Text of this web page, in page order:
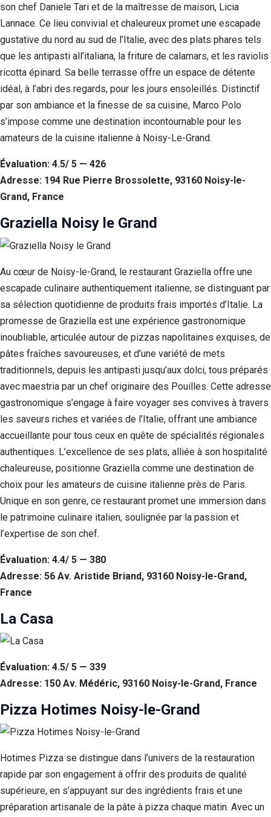
son chef Daniele Tari et de la maîtresse de maison, Licia
Lannace. Ce lieu convivial et chaleureux promet une escapade
gustative du nord au sud de l’Italie, avec des plats phares tels
que les antipasti all’italiana, la friture de calamars, et les raviolis
ricotta épinard. Sa belle terrasse offre un espace de détente
idéal, à l’abri des regards, pour les jours ensoleillés. Distinctif
par son ambiance et la finesse de sa cuisine, Marco Polo
s’impose comme une destination incontournable pour les
amateurs de la cuisine italienne à Noisy-Le-Grand.
Évaluation: 4.5/ 5 — 426
Adresse: 194 Rue Pierre Brossolette, 93160 Noisy-le-
Grand, France
Graziella Noisy le Grand
Au cœur de Noisy-le-Grand, le restaurant Graziella offre une
escapade culinaire authentiquement italienne, se distinguant par
sa sélection quotidienne de produits frais importés d’Italie. La
promesse de Graziella est une expérience gastronomique
inoubliable, articulée autour de pizzas napolitaines exquises, de
pâtes fraîches savoureuses, et d’une variété de mets
traditionnels, depuis les antipasti jusqu’aux dolci, tous préparés
avec maestria par un chef originaire des Pouilles. Cette adresse
gastronomique s’engage à faire voyager ses convives à travers
les saveurs riches et variées de l’Italie, offrant une ambiance
accueillante pour tous ceux en quête de spécialités régionales
authentiques. L’excellence de ses plats, alliée à son hospitalité
chaleureuse, positionne Graziella comme une destination de
choix pour les amateurs de cuisine italienne près de Paris.
Unique en son genre, ce restaurant promet une immersion dans
le patrimoine culinaire italien, soulignée par la passion et
l’expertise de son chef.
Évaluation: 4.4/ 5 — 380
Adresse: 56 Av. Aristide Briand, 93160 Noisy-le-Grand,
France
La Casa
Évaluation: 4.5/ 5 — 339
Adresse: 150 Av. Médéric, 93160 Noisy-le-Grand, France
Pizza Hotimes Noisy-le-Grand
Hotimes Pizza se distingue dans l’univers de la restauration
rapide par son engagement à offrir des produits de qualité
supérieure, en s’appuyant sur des ingrédients frais et une
préparation artisanale de la pâte à pizza chaque matin. Avec un